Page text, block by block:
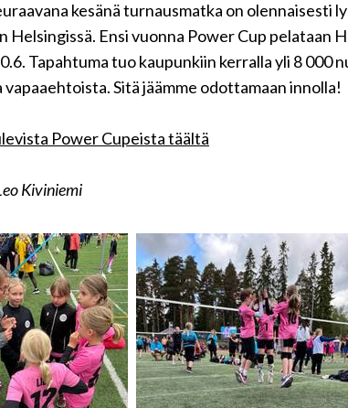
kesänä turnausmatka on olennaisesti
Helsingissä. Ensi vuonna Power Cup pelataan
Tapahtuma tuo kaupunkiin kerralla yli 8 000
vapaaehtoista. Sitä jäämme odottamaan innolla!
Power Cupeista täältä
Kiviniemi